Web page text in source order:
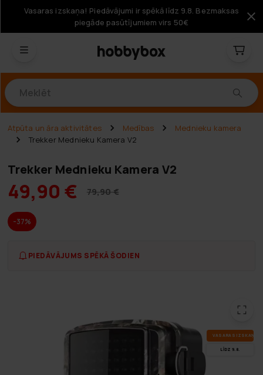
Vasaras izskaņa! Piedāvājumi ir spēkā līdz 9.8. Bezmaksas
piegāde pasūtījumiem virs 50€
Atpūta un āra aktivitātes Medības
Mednieku kamera
Trekker Mednieku Kamera V2
Trekker Mednieku Kamera V2
49,90 € 79,90 €
-37%
PIEDĀVĀJUMS SPĒKĀ ŠODIEN
VA­SA­RAS IZ­SKA­ŅA
LĪDZ 9.8.